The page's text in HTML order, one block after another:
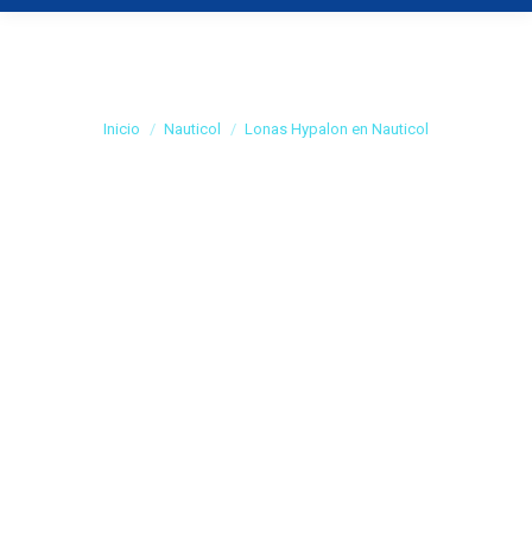
Estás aquí:
Inicio Nauticol Lonas Hypalon en Nauticol